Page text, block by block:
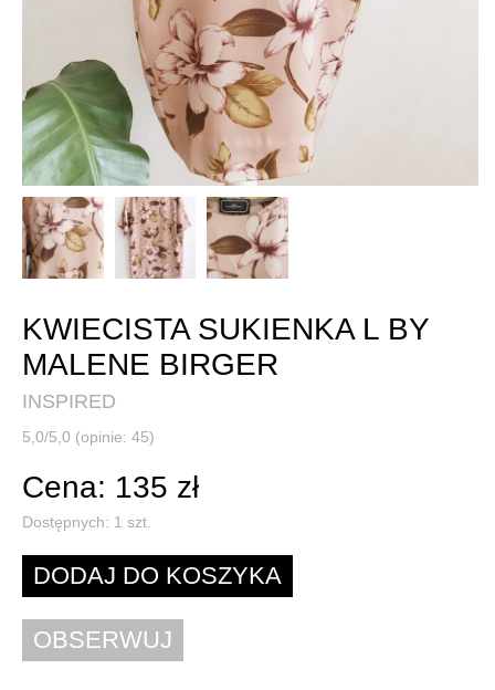
KWIECISTA SUKIENKA L BY
MALENE BIRGER
INSPIRED
5,0/5,0 (opinie: 45)
Cena: 135 zł
Dostępnych: 1 szt.